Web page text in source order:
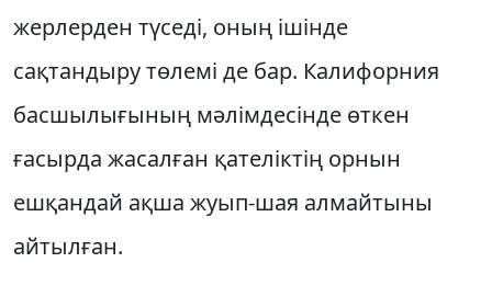
жерлерден түседі, оның ішінде
сақтандыру төлемі де бар. Калифорния
басшылығының мәлімдесінде өткен
ғасырда жасалған қателіктің орнын
ешқандай ақша жуып-шая алмайтыны
айтылған.